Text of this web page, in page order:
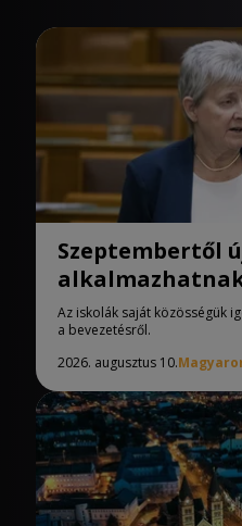
Szeptembertől
iskolák
Az iskolák saját közösségük
a bevezetésről.
2026. augusztus 10.